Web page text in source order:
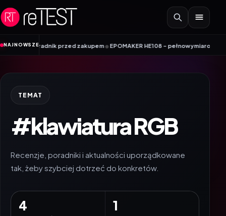
Przejdź do treści
NAJNOWSZE
przed zakupem •EPOMAKER HE108 – pełnowymiarowa klawiatura Hall
TEMAT
#klawiatura RGB
Recenzje, poradniki i aktualności uporządkowane
tak, żeby szybciej dotrzeć do konkretów.
4 1